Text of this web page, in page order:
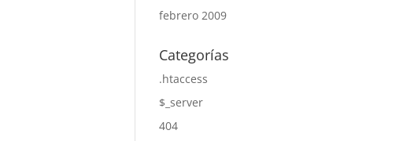
febrero 2009
Categorías
.htaccess
$_server
404